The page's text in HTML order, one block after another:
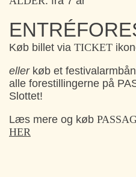
Køb billet via TICKET
eller køb et
alle forestillingerne på
Slottet!
Læs mere og køb
HER